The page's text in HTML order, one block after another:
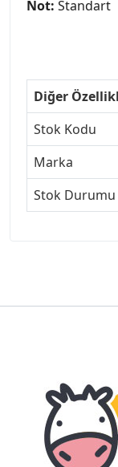
Not: Standart
Diğer
Stok Kodu
Marka
Stok Durumu